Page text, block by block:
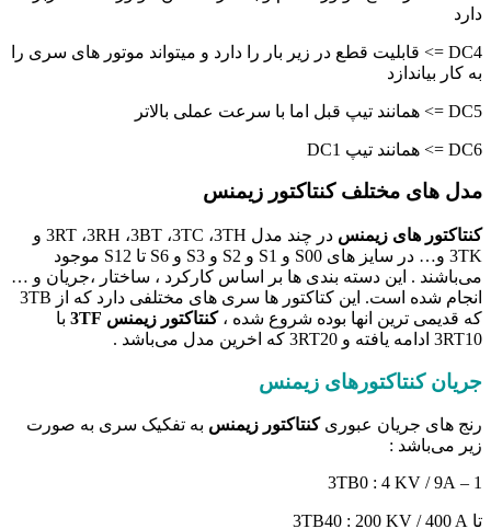
دارد
DC4 => قابلیت قطع در زیر بار را دارد و میتواند موتور های سری را
به کار بیاندازد
DC5 => همانند تیپ قبل اما با سرعت عملی بالاتر
DC6 => همانند تیپ DC1
مدل های مختلف کنتاکتور زیمنس
کنتاکتور های زیمنس
در چند مدل 3RT ،3RH ،3BT ،3TC ،3TH و
3TK و… در سایز های S00 و S1 و S2 و S3 و S6 تا S12 موجود
می‌باشند . این دسته بندی ها بر اساس کارکرد ، ساختار ،جریان و …
انجام شده است. این کتاکتور ها سری های مختلفی دارد که از 3TB
که قدیمی ترین انها بوده شروع شده ،کنتاکتور زیمنس 3TF
با
3RT10 ادامه یافته و 3RT20 که اخرین مدل می‌باشد .
جریان کنتاکتورهای زیمنس
رنج های جریان عبوری کنتاکتور زیمنس به تفکیک سری به صورت
زیر می‌باشد :
1 – 3TB0 : 4 KV / 9A
تا 3TB40 : 200 KV / 400 A